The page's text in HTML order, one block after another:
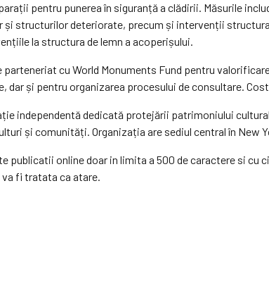
pentru punerea în siguranță a clădirii. Măsurile
structurilor deteriorate, precum și intervenții
la structura de lemn a acoperișului.
cu World Monuments Fund pentru
și pentru organizarea procesului de consultare.
independentă dedicată protejării patrimoniului
și comunități. Organizația are sediul central în New
online doar in limita a 500 de caractere si cu
fi tratata ca atare.